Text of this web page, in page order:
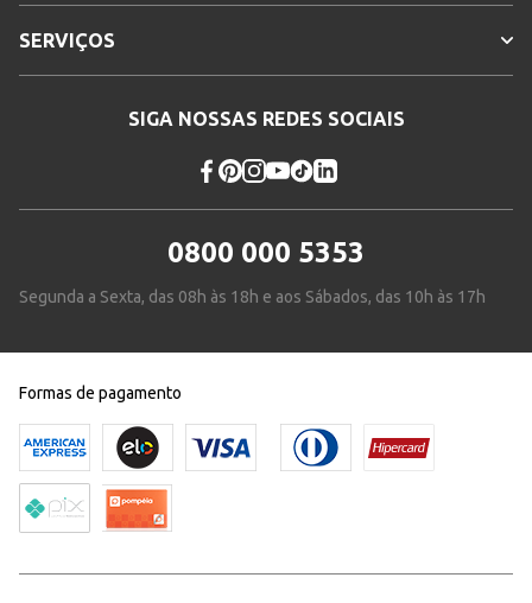
SERVIÇOS
SIGA NOSSAS REDES SOCIAIS
0800 000 5353
Segunda a Sexta, das 08h às 18h e aos Sábados, das 10h às 17h
Formas de pagamento